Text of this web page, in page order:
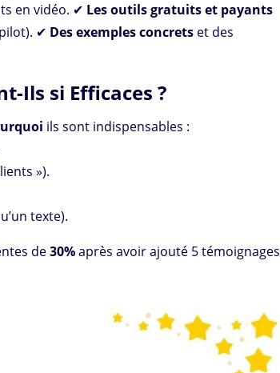
en vidéo. ✔ Les outils gratuits et payants
✔ Des exemples concrets et des
Ils si Efficaces ?
ils sont indispensables :
»).
texte).
de30%après avoir ajouté 5 témoignages